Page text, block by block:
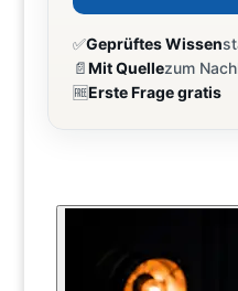
✅Geprüftes Wissen
📄Mit Quellezum
🆓Erste Frage gratis